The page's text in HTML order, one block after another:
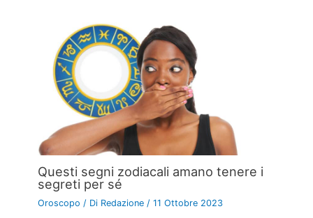
Questi segni zodiacali amano tenere i
segreti per sé
Oroscopo / Di Redazione /11 Ottobre 2023